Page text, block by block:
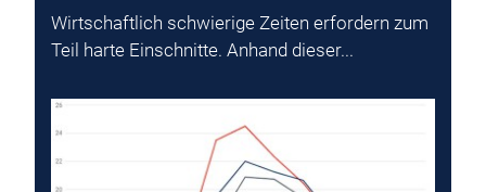
Wirtschaftlich schwierige Zeiten erfordern zum
Teil harte Einschnitte. Anhand dieser...